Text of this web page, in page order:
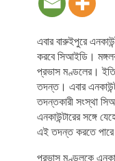
এবার বারুইপুরে
করবে সিআইডি।
প্রভাস মণ্ডলের।
তদন্ত। এবার
তদন্তকারী সংস্থা
এনকাউন্টারের সঙ্গে
এই তদন্ত করতে পারে
প্রভাস মণ্ডলকে